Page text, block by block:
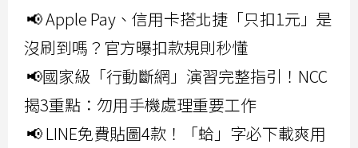
📢 Apple Pay、信用卡搭北捷「只扣1元」是
沒刷到嗎？官方曝扣款規則秒懂
📢國家級「行動斷網」演習完整指引！NCC
揭3重點：勿用手機處理重要工作
📢 LINE免費貼圖4款！「蛤」字必下載爽用